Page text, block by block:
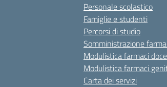
Personale scolastico
Famiglie e studenti
Percorsi di studio
Somministrazione
Modulistica farmaci
Modulistica farmaci
Carta dei servizi